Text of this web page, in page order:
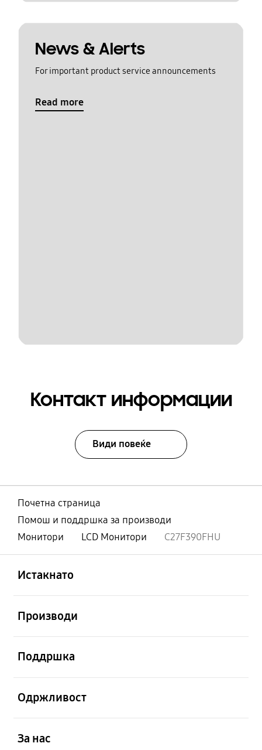
News & Alerts
For important product service announcements
Read more
Контакт информации
Види повеќе
Почетна страница
Помош и поддршка за производи
Монитори
LCD Монитори C27F390FHU
Истакнато
Производи
Поддршка
Одржливост
За нас